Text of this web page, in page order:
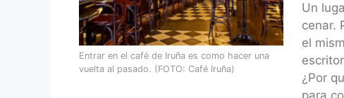
Entrar en el café de Iruña es como hacer una
vuelta al pasado. (FOTO: Café Iruña)
Un
cenar.
el
¿Por